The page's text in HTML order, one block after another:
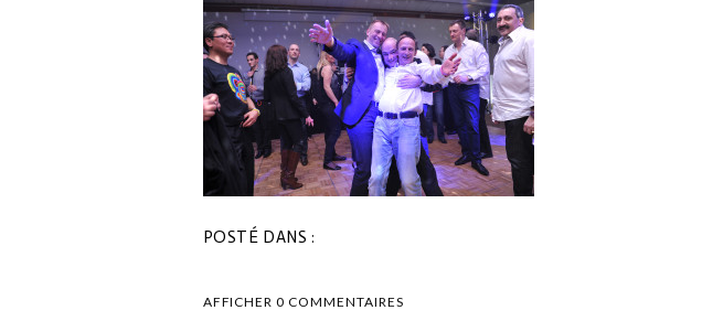
POSTÉ DANS :
AFFICHER0 COMMENTAIRES